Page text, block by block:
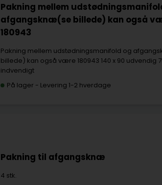
Pakning mellem
afgangsknæ(se billede) kan også
180943
Pakning mellem udstødningsmanifold og
billede) kan også være 180943 140 x 90 udvendig
indvendigt
På lager - Levering 1-2 hverdage
Pakning til afgangsknæ
4 stk.